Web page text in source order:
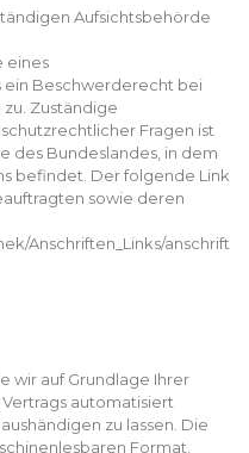
Aufsichtsbehörde
eines
ein Beschwerderecht bei
Zuständige
Fragen ist
des Bundeslandes, in dem
befindet. Der folgende Link
sowie deren
Anschriften_Links/anschrift
wir auf Grundlage Ihrer
automatisiert
zu lassen. Die
Format.